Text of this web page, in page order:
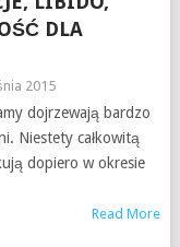
DLA
2015
dojrzewają bardzo
Niestety całkowitą
dopiero w okresie
Read More